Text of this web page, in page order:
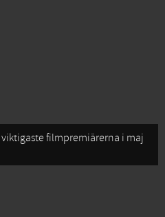
filmpremiärerna i maj